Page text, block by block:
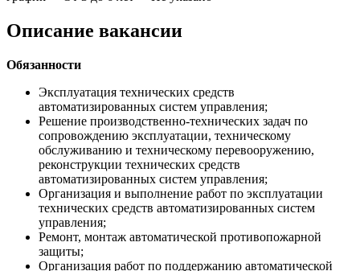
Описание вакансии
Обязанности
Эксплуатация технических средств
автоматизированных систем управления;
Решение производственно-технических задач по
сопровождению эксплуатации, техническому
обслуживанию и техническому перевооружению,
реконструкции технических средств
автоматизированных систем управления;
Организация и выполнение работ по эксплуатации
технических средств автоматизированных систем
управления;
Ремонт, монтаж автоматической противопожарной
защиты;
Организация работ по поддержанию автоматической